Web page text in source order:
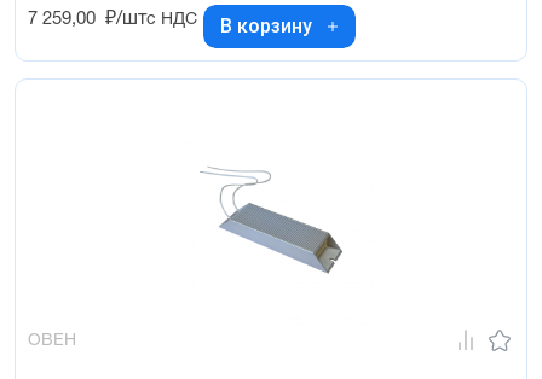
7 259,00 ₽/штс НДС В корзину
ОВЕН